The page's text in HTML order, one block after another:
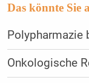
Das könnte Sie
Polypharmazie
Onkologische